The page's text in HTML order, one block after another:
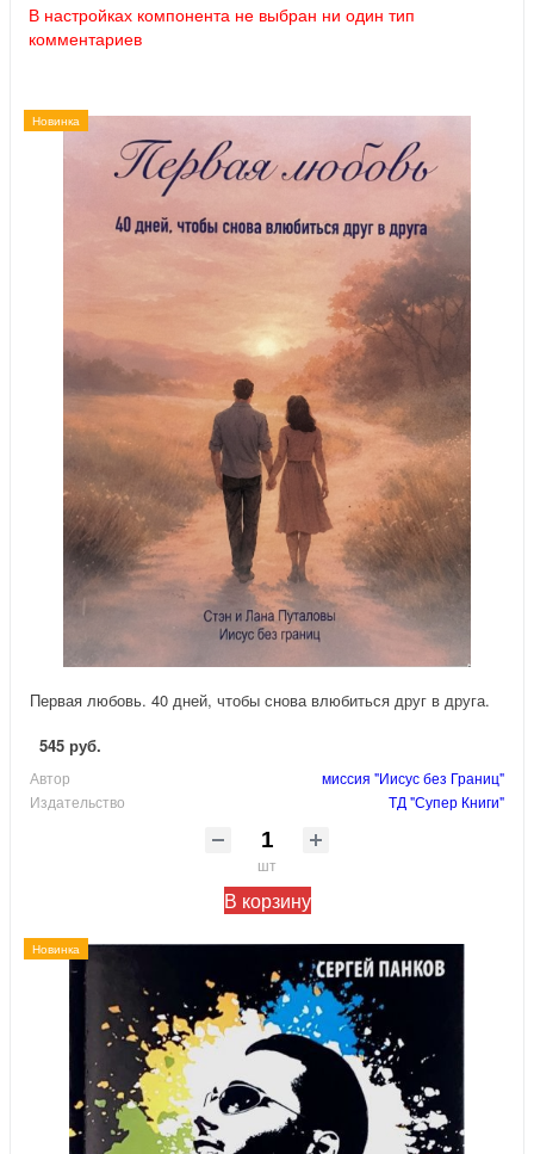
В настройках компонента не выбран ни один тип
комментариев
Новинка
Первая любовь. 40 дней, чтобы снова влюбиться друг в друга.
545 руб.
Автор
миссия "Иисус без Границ"
Издательство
ТД "Супер Книги"
шт
В корзину
Новинка